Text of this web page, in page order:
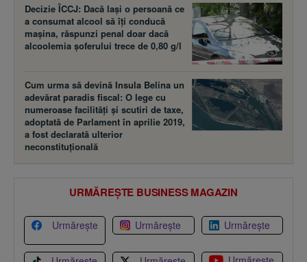
Decizie ÎCCJ: Dacă laşi o persoană ce
a consumat alcool să îţi conducă
maşina, răspunzi penal doar dacă
alcoolemia şoferului trece de 0,80 g/l
Cum urma să devină Insula Belina un
adevărat paradis fiscal: O lege cu
numeroase facilităţi şi scutiri de taxe,
adoptată de Parlament în aprilie 2019,
a fost declarată ulterior
neconstituţională
URMĂREȘTE BUSINESS MAGAZIN
Urmărește Urmărește Urmărește